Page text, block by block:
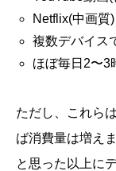
Netflix(中画質
複数デバイス
ほぼ毎日2〜3
ただし、これら
ば消費量は増え
と思った以上に